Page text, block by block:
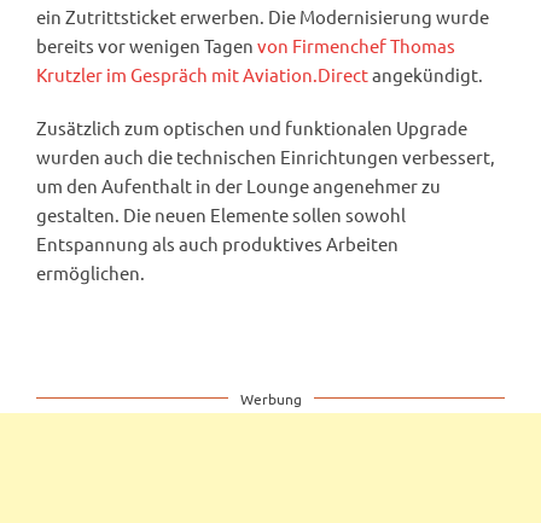
ein Zutrittsticket erwerben. Die Modernisierung wurde
bereits vor wenigen Tagen von Firmenchef Thomas
Krutzler im Gespräch mit Aviation.Directangekündigt.
Zusätzlich zum optischen und funktionalen Upgrade
wurden auch die technischen Einrichtungen verbessert,
um den Aufenthalt in der Lounge angenehmer zu
gestalten. Die neuen Elemente sollen sowohl
Entspannung als auch produktives Arbeiten
ermöglichen.
Werbung